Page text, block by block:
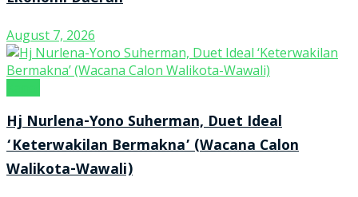
August 7, 2026
Hj Nurlena-Yono Suherman, Duet Ideal
‘Keterwakilan Bermakna’ (Wacana Calon
Walikota-Wawali)